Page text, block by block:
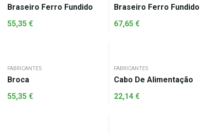
Braseiro Ferro Fundido
55,35 €
Braseiro Ferro Fundido
67,65 €
FABRICANTES
Broca
55,35 €
FABRICANTES
Cabo De Alimentação
22,14 €